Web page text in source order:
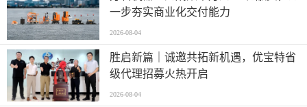
一步夯实商业化交付能力
2026-08-04
胜启新篇｜诚邀共拓新机遇，优宝特省
级代理招募火热开启
2026-08-04